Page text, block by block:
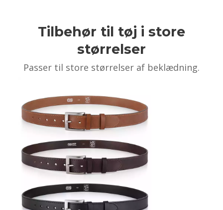
Tilbehør til tøj i store
størrelser
Passer til store størrelser af beklædning.